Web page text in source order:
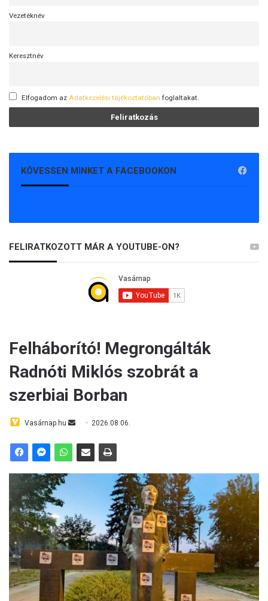
Vezetéknév
Keresztnév
Elfogadom az Adatkezelési tájékoztatóban foglaltakat.
KÖVESSEN MINKET A FACEBOOKON
FELIRATKOZOTT MÁR A YOUTUBE-ON?